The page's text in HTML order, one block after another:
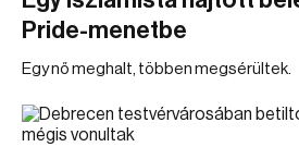
Pride-menetbe
Egy nő meghalt, többen megsérültek.